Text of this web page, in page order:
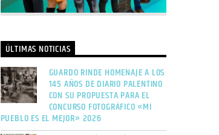
ÚLTIMAS NOTICIAS
GUARDO RINDE HOMENAJE A LOS
145 AÑOS DE DIARIO PALENTINO
CON SU PROPUESTA PARA EL
CONCURSO FOTOGRÁFICO «MI
PUEBLO ES EL MEJOR» 2026